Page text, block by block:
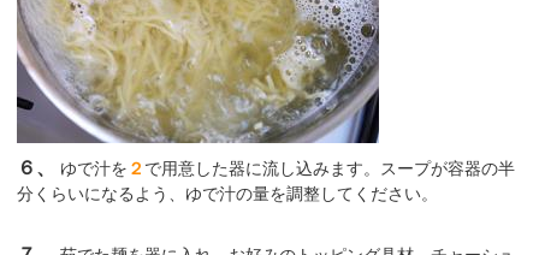
６、 ゆで汁を ２ で用意した器に流し込みます。スープが容器の半
分くらいになるよう、ゆで汁の量を調整してください。